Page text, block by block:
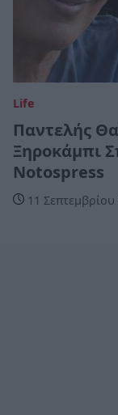
Life
Παντελής
Ξηροκάμπι
Notospress
11